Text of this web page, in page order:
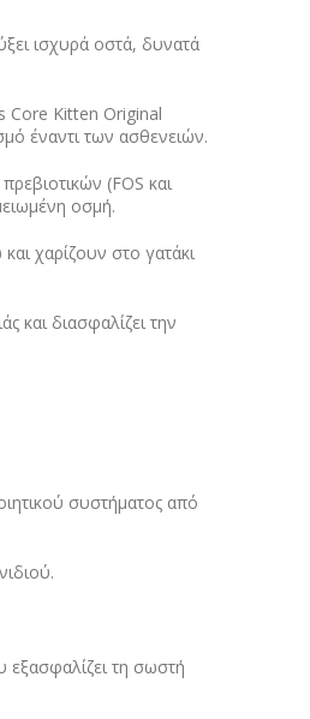
ισχυρά οστά, δυνατά
Core Kitten Original
έναντι των ασθενειών.
(FOS και
οσμή.
χαρίζουν στο γατάκι
και διασφαλίζει την
συστήματος από
εξασφαλίζει τη σωστή